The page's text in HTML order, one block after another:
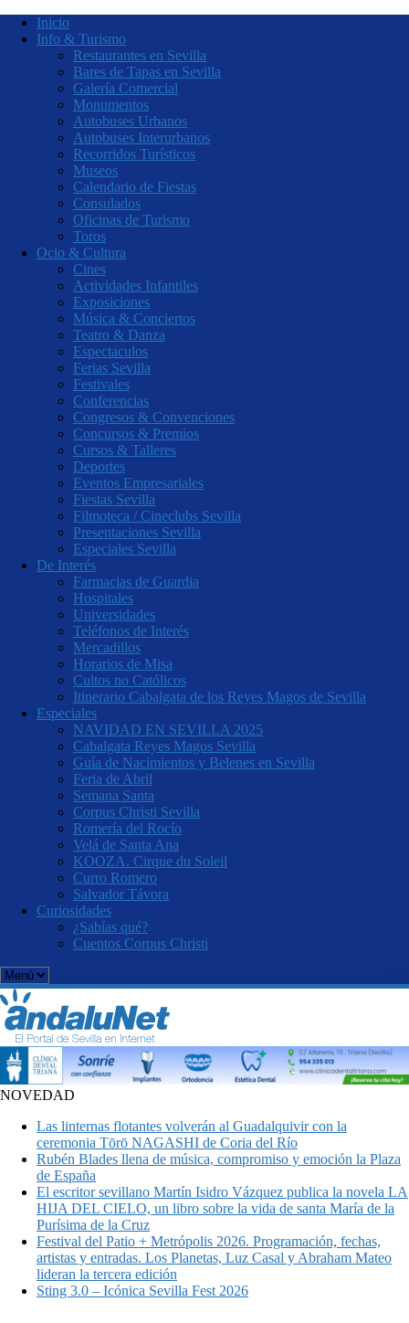
Inicio
Info & Turismo
Restaurantes en Sevilla
Bares de Tapas en Sevilla
Galería Comercial
Monumentos
Autobuses Urbanos
Autobuses Interurbanos
Recorridos Turísticos
Museos
Calendario de Fiestas
Consulados
Oficinas de Turismo
Toros
Ocio & Cultura
Cines
Actividades Infantiles
Exposiciones
Música & Conciertos
Teatro & Danza
Espectaculos
Ferias Sevilla
Festivales
Conferencias
Congresos & Convenciones
Concursos & Premios
Cursos & Talleres
Deportes
Eventos Empresariales
Fiestas Sevilla
Filmoteca / Cineclubs Sevilla
Presentaciones Sevilla
Especiales Sevilla
De Interés
Farmacias de Guardia
Hospitales
Universidades
Teléfonos de Interés
Mercadillos
Horarios de Misa
Cultos no Católicos
Itinerario Cabalgata de los Reyes Magos de Sevilla
Especiales
NAVIDAD EN SEVILLA 2025
Cabalgata Reyes Magos Sevilla
Guía de Nacimientos y Belenes en Sevilla
Feria de Abril
Semana Santa
Corpus Christi Sevilla
Romería del Rocío
Velá de Santa Ana
KOOZA. Cirque du Soleil
Curro Romero
Salvador Távora
Curiosidades
¿Sabías qué?
Cuentos Corpus Christi
NOVEDAD
Las linternas flotantes volverán al Guadalquivir con la
ceremonia Tōrō NAGASHI de Coria del Río
Rubén Blades llena de música, compromiso y emoción la Plaza
de España
El escritor sevillano Martín Isidro Vázquez publica la novela LA
HIJA DEL CIELO, un libro sobre la vida de santa María de la
Purísima de la Cruz
Festival del Patio + Metrópolis 2026. Programación, fechas,
artistas y entradas. Los Planetas, Luz Casal y Abraham Mateo
lideran la tercera edición
Sting 3.0 – Icónica Sevilla Fest 2026